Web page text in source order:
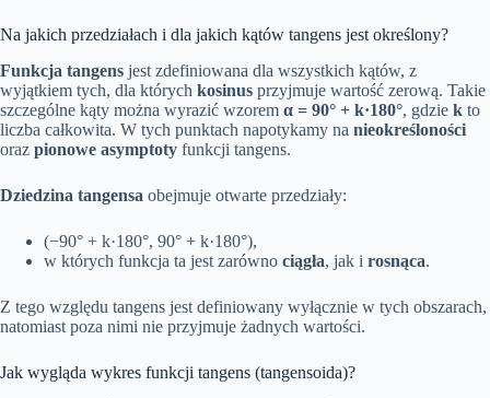
Na jakich przedziałach i dla jakich kątów tangens jest określony?
Funkcja tangens jest zdefiniowana dla wszystkich kątów, z
wyjątkiem tych, dla których kosinus przyjmuje wartość zerową. Takie
szczególne kąty można wyrazić wzorem α = 90° + k·180°, gdzie k to
liczba całkowita. W tych punktach napotykamy na nieokreśloności
oraz pionowe asymptoty funkcji tangens.
Dziedzina tangensa obejmuje otwarte przedziały:
(−90° + k·180°, 90° + k·180°),
w których funkcja ta jest zarówno ciągła, jak i rosnąca.
Z tego względu tangens jest definiowany wyłącznie w tych obszarach,
natomiast poza nimi nie przyjmuje żadnych wartości.
Jak wygląda wykres funkcji tangens (tangensoida)?